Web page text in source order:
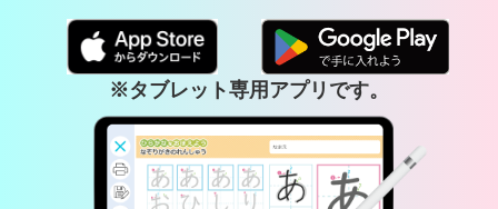
※タブレット専用アプリです。